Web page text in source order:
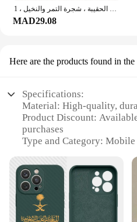
سلسلة مفاتيح بخريطة من الجلد الطبيعي للسيدات ، دلاية على الظهر ، سحر الحقيبة ، شجرة التمر والنخيل ، 1 *
MAD29.08
Here are the products found in the
Specifications:
Material: High-quality,
Product Discount:
purchases
Type and Category: Mobile
Founding Day motifs
Usage and Purpose: Ideal
enthusiasts
Typical Adaptive
celebrating national events